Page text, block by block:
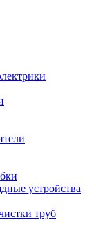
устройства
труб